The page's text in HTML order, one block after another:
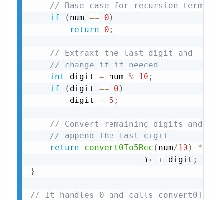
// Base case for recursion
if
( num == 0 )
return
0 ;
// Extraxt the last digit and
// change it if needed
int
digit = num % 10 ;
if
( digit == 0 )
        digit
= 5 ;
// Convert remaining digits and
// append the last digit
return
convert0To5Rec ( num/10 )
*
                       ۱۰
+ digit ;
}
// It handles 0 and calls